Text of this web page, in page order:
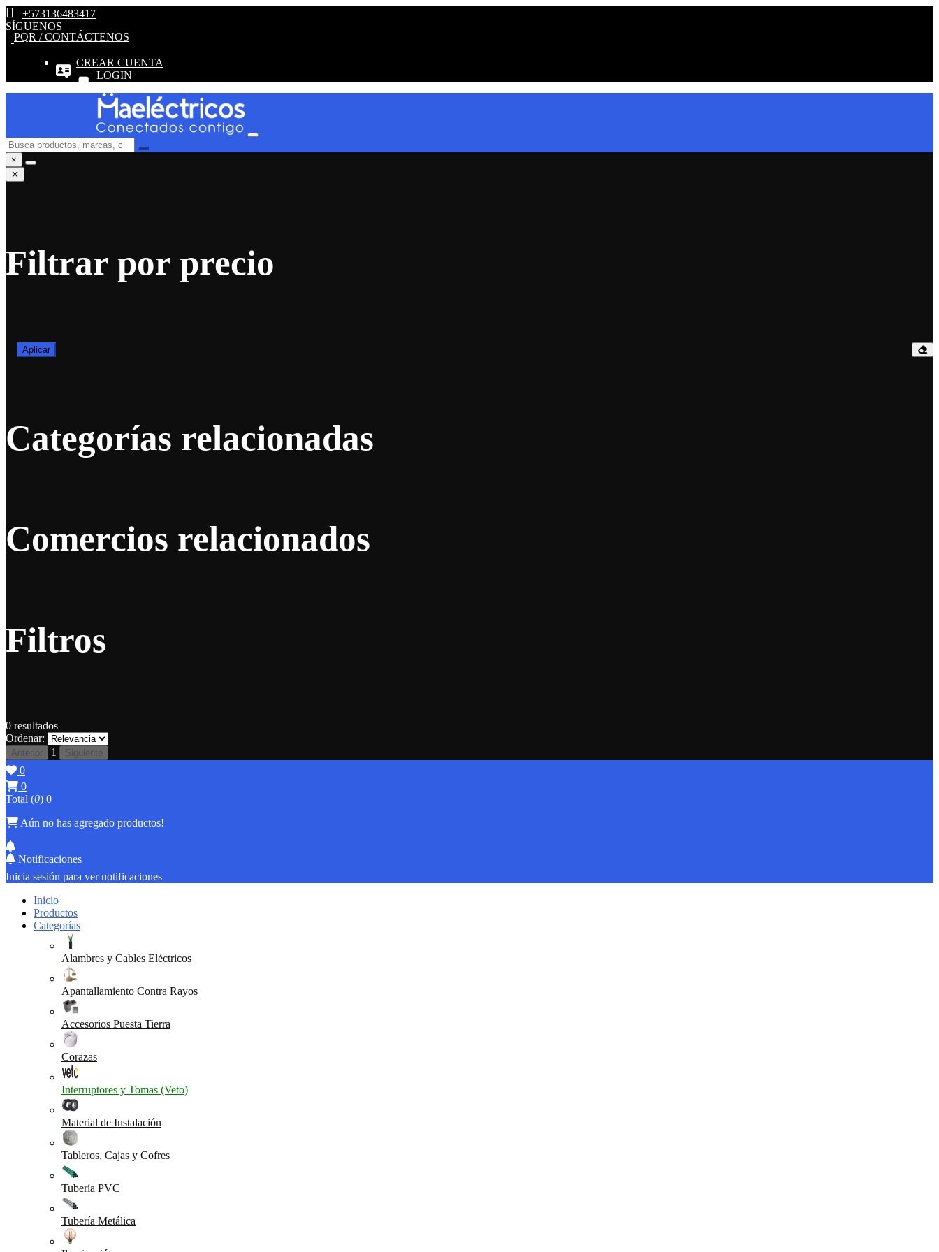
+573136483417
SÍGUENOS
PQR / CONTÁCTENOS
CREAR CUENTA
LOGIN
×
✕
Filtrar por precio
— Aplicar
Categorías relacionadas
Comercios relacionados
Filtros
0 resultados
Ordenar:
Anterior 1 Siguiente
0
0
Total (0) 0
Aún no has agregado productos!
Notificaciones
Inicia sesión para ver notificaciones
Inicio
Productos
Categorías
Alambres y Cables Eléctricos
Apantallamiento Contra Rayos
Accesorios Puesta Tierra
Corazas
Interruptores y Tomas (Veto)
Material de Instalación
Tableros, Cajas y Cofres
Tubería PVC
Tubería Metálica